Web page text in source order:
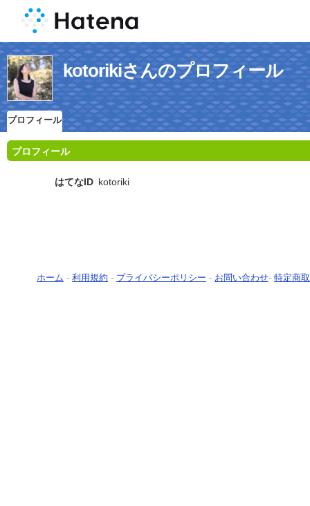
kotorikiさんのプロフィール
プロフィール
プロフィール
はてなID kotoriki
ホーム - 利用規約 - プライバシーポリシー - お問い合わせ- 特定商